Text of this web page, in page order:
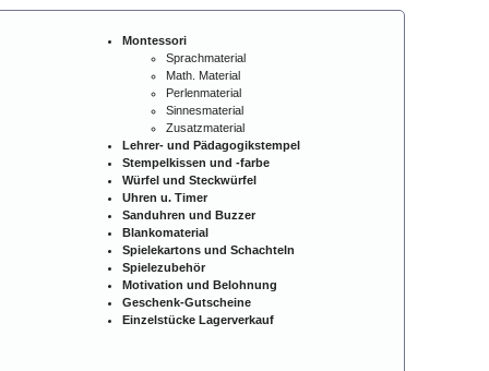
Montessori
Sprachmaterial
Math. Material
Perlenmaterial
Sinnesmaterial
Zusatzmaterial
Lehrer- und Pädagogikstempel
Stempelkissen und -farbe
Würfel und Steckwürfel
Uhren u. Timer
Sanduhren und Buzzer
Blankomaterial
Spielekartons und Schachteln
Spielezubehör
Motivation und Belohnung
Geschenk-Gutscheine
Einzelstücke Lagerverkauf